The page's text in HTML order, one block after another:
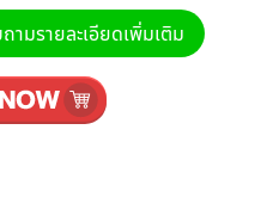
ามรายละเอียดเพิ่มเติม